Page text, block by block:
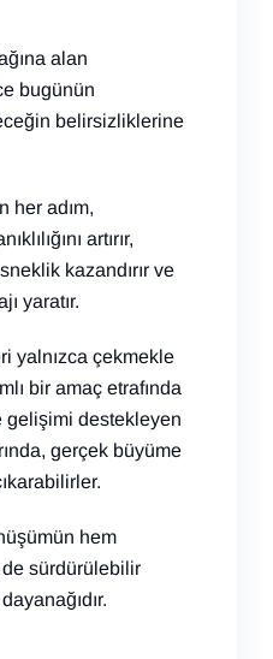
alan
bugünün
belirsizliklerine
her adım,
artırır,
kazandırır ve
yaratır.
yalnızca çekmekle
bir amaç etrafında
gelişimi destekleyen
gerçek büyüme
hem
de sürdürülebilir